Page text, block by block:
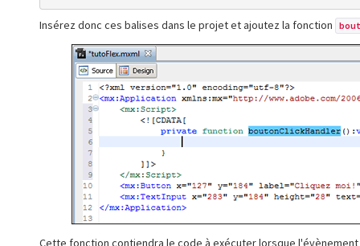
Insérez donc ces balises dans le projet et ajoutez la fonction
Cette fonction contiendra le code à exécuter lorsque l'évènement